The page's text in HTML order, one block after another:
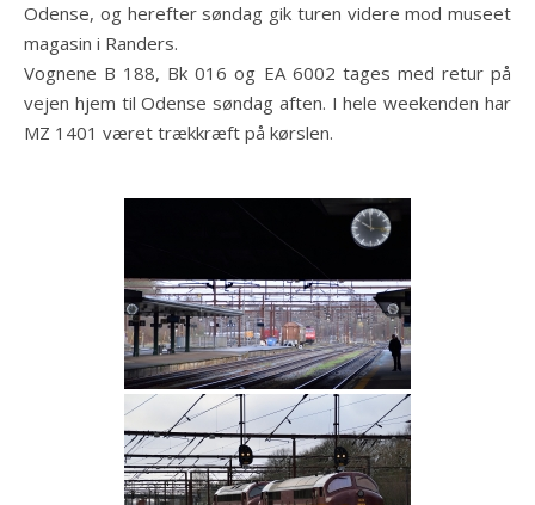
Odense, og herefter søndag gik turen videre mod museet
magasin i Randers.
Vognene B 188, Bk 016 og EA 6002 tages med retur på
vejen hjem til Odense søndag aften. I hele weekenden har
MZ 1401 været trækkræft på kørslen.